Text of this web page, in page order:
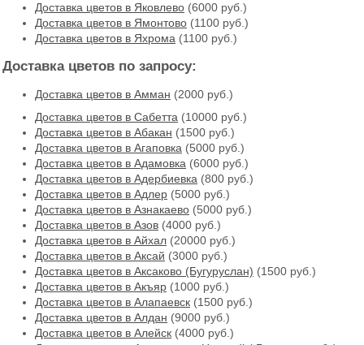
Доставка цветов в Яковлево (6000 руб.)
Доставка цветов в Ямонтово (1100 руб.)
Доставка цветов в Яхрома (1100 руб.)
Доставка цветов по запросу:
Доставка цветов в Амман (2000 руб.)
Доставка цветов в Cабетта (10000 руб.)
Доставка цветов в Абакан (1500 руб.)
Доставка цветов в Агаповка (5000 руб.)
Доставка цветов в Адамовка (6000 руб.)
Доставка цветов в Адербиевка (800 руб.)
Доставка цветов в Адлер (5000 руб.)
Доставка цветов в Азнакаево (5000 руб.)
Доставка цветов в Азов (4000 руб.)
Доставка цветов в Айхал (20000 руб.)
Доставка цветов в Аксай (3000 руб.)
Доставка цветов в Аксаково (Бугуруслан) (1500 руб.)
Доставка цветов в Акъяр (1000 руб.)
Доставка цветов в Алапаевск (1500 руб.)
Доставка цветов в Алдан (9000 руб.)
Доставка цветов в Алейск (4000 руб.)